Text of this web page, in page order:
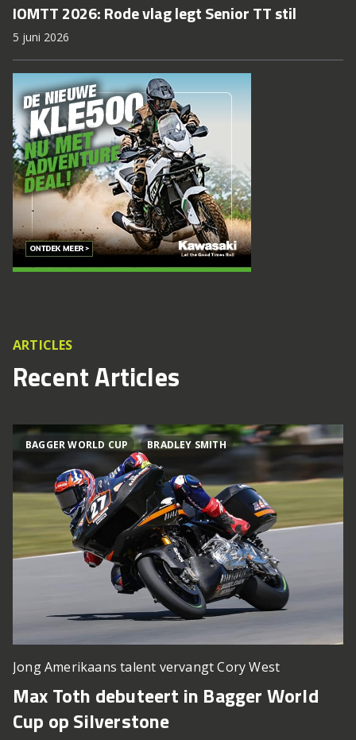
IOMTT 2026: Rode vlag legt Senior TT stil
5 juni 2026
ARTICLES
Recent Articles
BAGGER WORLD CUP BRADLEY SMITH
Jong Amerikaans talent vervangt Cory West
Max Toth debuteert in Bagger World
Cup op Silverstone